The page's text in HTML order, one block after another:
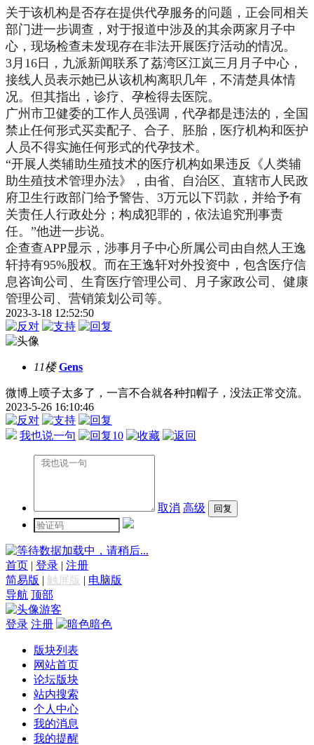
关于该机构是否存在提供代孕服务的问题，正会同相关
部门进一步调查，对于报道中涉及的其余两家月子中
心，现场检查未发现存在非法开展医疗活动的情况。
3月16日，九派新闻联系了荔湾区江岚三月月子中心，
接线人员表示她已从该机构离职几年，不清楚具体情
况。但其指出，诊疗、孕检得去医院。
广州市卫健委的工作人员强调，代孕都是违法的，全国
禁止任何形式买卖配子、合子、胚胎，医疗机构和医护
人员不得实施任何形式的代孕技术。
“开展人类辅助生殖技术的医疗机构如果违反《人类辅
助生殖技术管理办法》，由省、自治区、直辖市人民政
府卫生行政部门给予警告、3万元以下罚款，并给予有
关责任人行政处分；构成犯罪的，依法追究刑事责
任。”他进一步说。
企查查APP显示，涉事月子中心所属公司由自然人王逸
轩持有95%股权。而在王逸轩对外投资中，包含医疗信
息咨询公司、生育医疗管理公司、月子家政公司、健康
管理公司、营销策划公司等。
2023-3-18 12:52:50
11楼 Gens
微博上喷子太多了，一言不合就各种扣帽子，没法正常交流。
2023-5-26 16:10:46
我也说一句 10
取消 高级
数据加载中，请稍后...
首页 | 登录 | 注册
简易版 | 触屏版 | 电脑版
导航 顶部
游客
登录 注册 暗色
版块列表
网站首页
论坛版块
站内搜索
个人中心
我的消息
我的提醒